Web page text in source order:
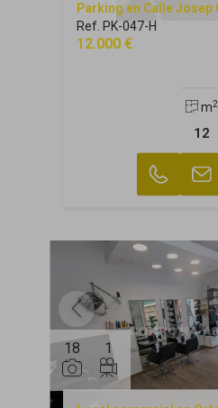
Parking en Calle Josep
Ref. PK-047-H
12.000 €
m2
12
18 1